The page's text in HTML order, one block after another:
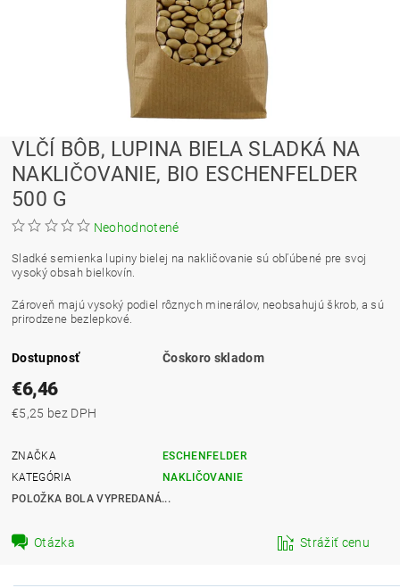
VLČÍ BÔB, LUPINA BIELA SLADKÁ NA
NAKLIČOVANIE, BIO ESCHENFELDER
500 G
Neohodnotené
Sladké semienka lupiny bielej na nakličovanie sú obľúbené pre svoj
vysoký obsah bielkovín.
Zároveň majú vysoký podiel rôznych minerálov, neobsahujú škrob, a sú
prirodzene bezlepkové.
Dostupnosť Čoskoro skladom
€6,46
€5,25 bez DPH
ZNAČKA
ESCHENFELDER
KATEGÓRIA
NAKLIČOVANIE
POLOŽKA BOLA VYPREDANÁ...
Otázka Strážiť cenu